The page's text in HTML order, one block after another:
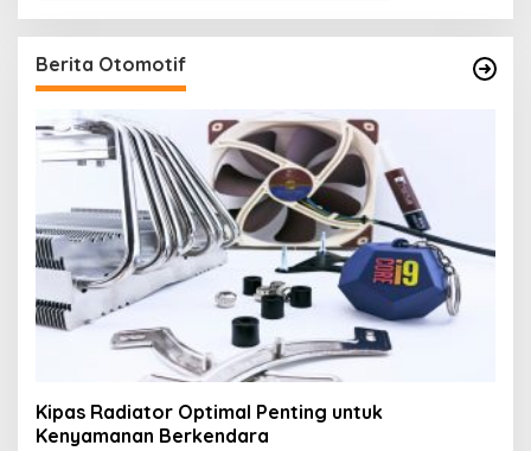
Berita Otomotif
Kipas Radiator Optimal Penting untuk
Kenyamanan Berkendara